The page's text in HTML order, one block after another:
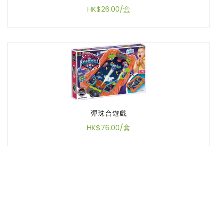
HK$26.00/盒
彈珠台遊戲
HK$76.00/盒